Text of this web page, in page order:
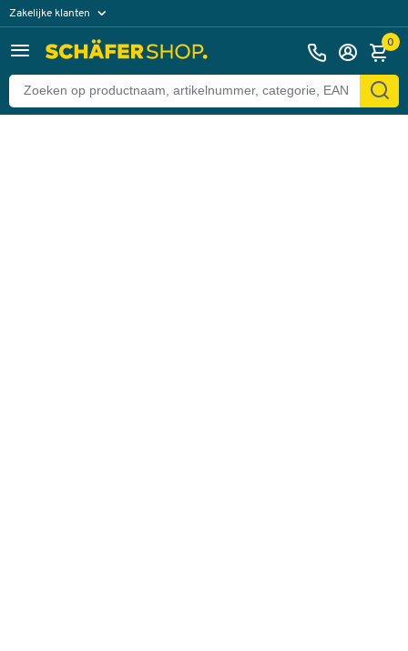
Zakelijke klanten
Particuliere klanten 0
Terug